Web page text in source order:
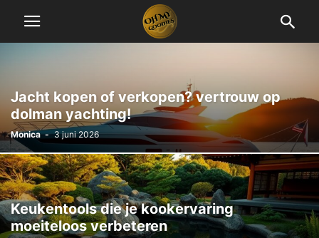
Jacht kopen of verkopen? vertrouw op
dolman yachting!
Monica - 3 juni 2026
Keukentools die je kookervaring
moeiteloos verbeteren